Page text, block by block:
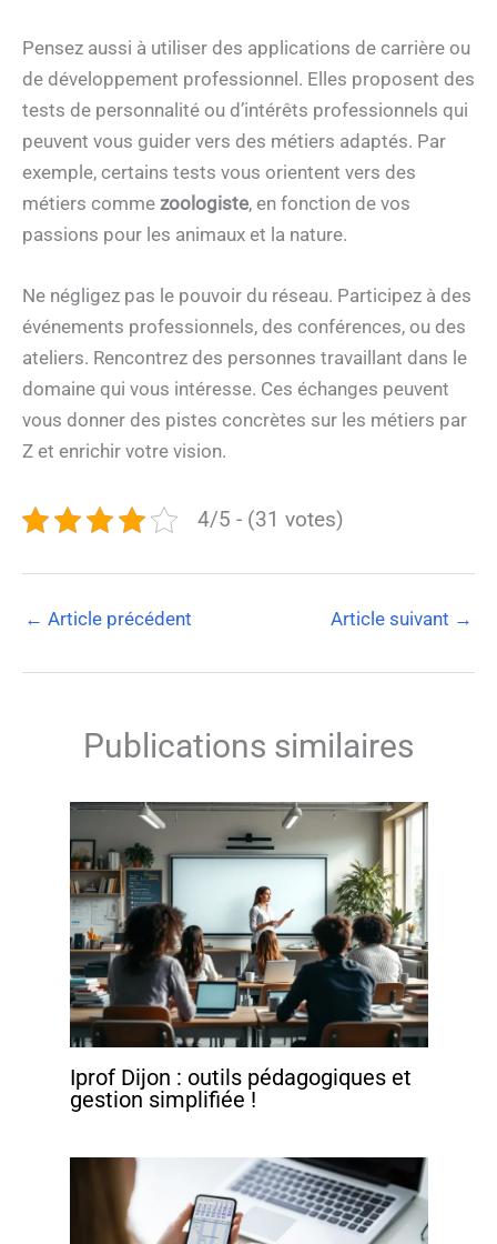
Pensez aussi à utiliser des applications de carrière ou
de développement professionnel. Elles proposent des
tests de personnalité ou d’intérêts professionnels qui
peuvent vous guider vers des métiers adaptés. Par
exemple, certains tests vous orientent vers des
métiers comme zoologiste, en fonction de vos
passions pour les animaux et la nature.
Ne négligez pas le pouvoir du réseau. Participez à des
événements professionnels, des conférences, ou des
ateliers. Rencontrez des personnes travaillant dans le
domaine qui vous intéresse. Ces échanges peuvent
vous donner des pistes concrètes sur les métiers par
Z et enrichir votre vision.
4/5 - (31 votes)
← Article précédent Article suivant →
Publications similaires
Iprof Dijon : outils pédagogiques et
gestion simplifiée !